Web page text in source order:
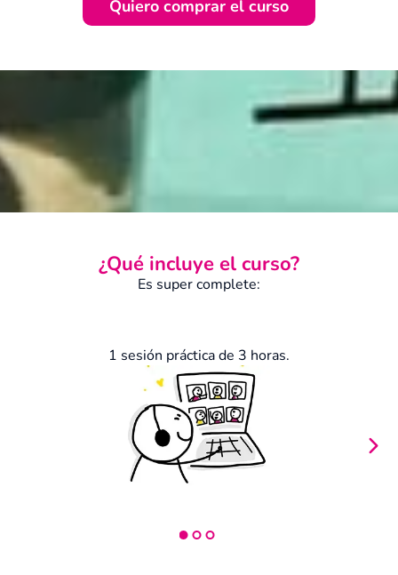
Quiero comprar el curso
¿Qué incluye el curso?
Es super complete:
1 sesión práctica de 3 horas.